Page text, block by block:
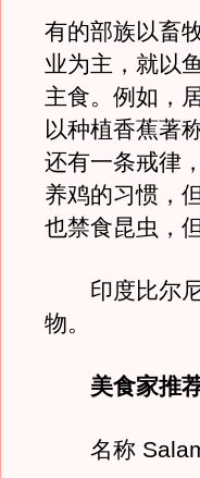
有的部族以畜
业为主，就以
主食。例如，
以种植香蕉著
还有一条戒律
养鸡的习惯，
也禁食昆虫，
印度比尔尼
物。
美食家推
名称